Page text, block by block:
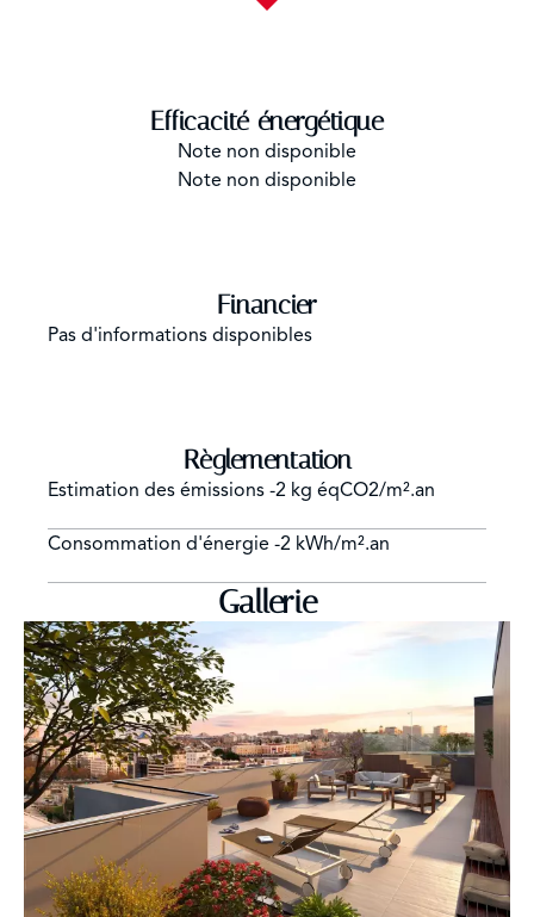
Efficacité énergétique
Note non disponible
Note non disponible
Financier
Pas d'informations disponibles
Règlementation
Estimation des émissions -2 kg éqCO2/m².an
Consommation d'énergie -2 kWh/m².an
Gallerie